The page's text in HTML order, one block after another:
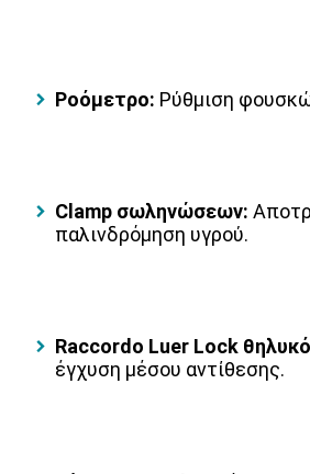
Ροόμετρο: Ρύθμιση
Clamp σωληνώσεων:
παλινδρόμηση υγρού.
Raccordo Luer Lock
έγχυση μέσου αντίθεσης.